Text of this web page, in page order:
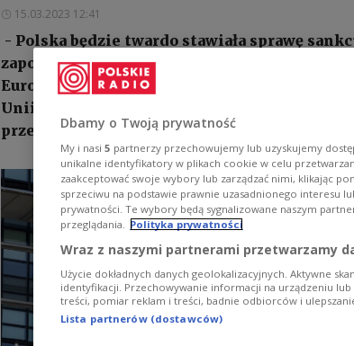
15.03.2023 12:41
- Polska będzie twardo stawiała sprawę
zapowiada w Programie 3 Polskiego Radia
Europejskiej Szymon Szynkowski vel Sęk.
Unii Andrzej Sadoś ma przedstawić ten wątek
przedstawicielami krajów członkowskich w
Dbamy o Twoją prywatność
My i nasi 5 partnerzy przechowujemy lub uzyskujemy
unikalne identyfikatory w plikach cookie w celu
zaakceptować swoje wybory lub zarządzać nimi, klikając
sprzeciwu na podstawie prawnie uzasadnionego interesu
prywatności. Te wybory będą sygnalizowane naszym
przeglądania. Polityka prywatności
Wraz z naszymi partnerami przetwarzamy
Użycie dokładnych danych geolokalizacyjnych. Aktywne
identyfikacji. Przechowywanie informacji na urządzeniu
treści, pomiar reklam i treści, badnie odbiorców i ulepszanie
Lista partnerów (dostawców)